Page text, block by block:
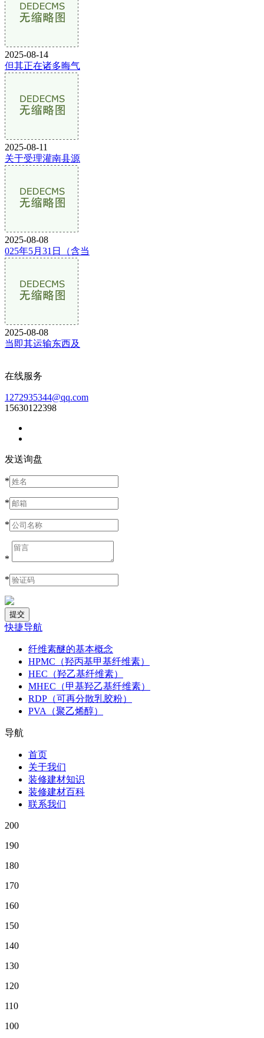
2025-08-14
但其正在诸多晦气
2025-08-11
关于受理灌南县源
2025-08-08
025年5月31日（含当
2025-08-08
当即其运输东西及
在线服务
1272935344@qq.com
15630122398
发送询盘
*
*
*
*
*
快捷导航
纤维素醚的基本概念
HPMC（羟丙基甲基纤维素）
HEC（羟乙基纤维素）
MHEC（甲基羟乙基纤维素）
RDP（可再分散乳胶粉）
PVA（聚乙烯醇）
导航
首页
关于我们
装修建材知识
装修建材百科
联系我们
200
190
180
170
160
150
140
130
120
110
100